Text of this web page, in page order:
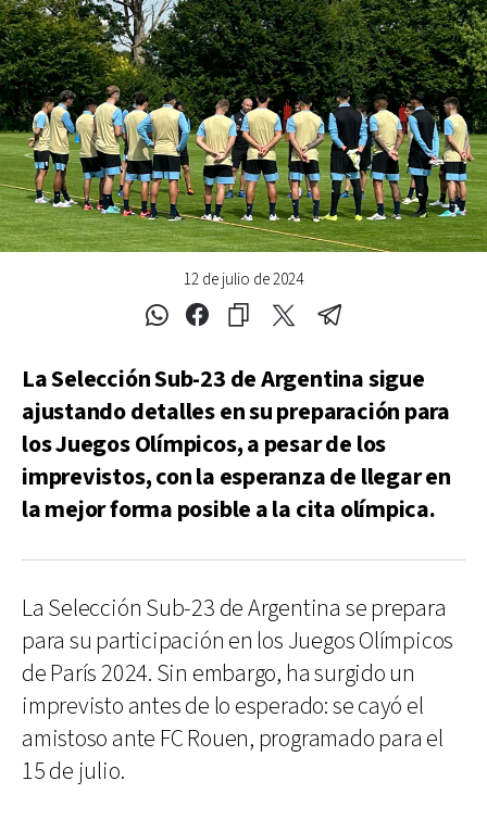
12 de julio de 2024
La Selección Sub-23 de Argentina sigue
ajustando detalles en su preparación para
los Juegos Olímpicos, a pesar de los
imprevistos, con la esperanza de llegar en
la mejor forma posible a la cita olímpica.
La Selección Sub-23 de Argentina se prepara
para su participación en los Juegos Olímpicos
de París 2024. Sin embargo, ha surgido un
imprevisto antes de lo esperado: se cayó el
amistoso ante FC Rouen, programado para el
15 de julio.